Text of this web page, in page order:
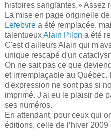
histoires sanglantes.» Assez
La mise en page originelle
Lefebvre a été remplacée,
talentueuxAlain Pilon a été
C'est d'ailleurs Alain qui
unique rescapé d'un
On ne sait pas ce que
et irrremplaçable au Québec.
d'expression ne sont pas si
imprimé. J'ai eu le plaisir de
ses numéros.
En attendant, pour ceux qui
éditions, celle de l’hiver